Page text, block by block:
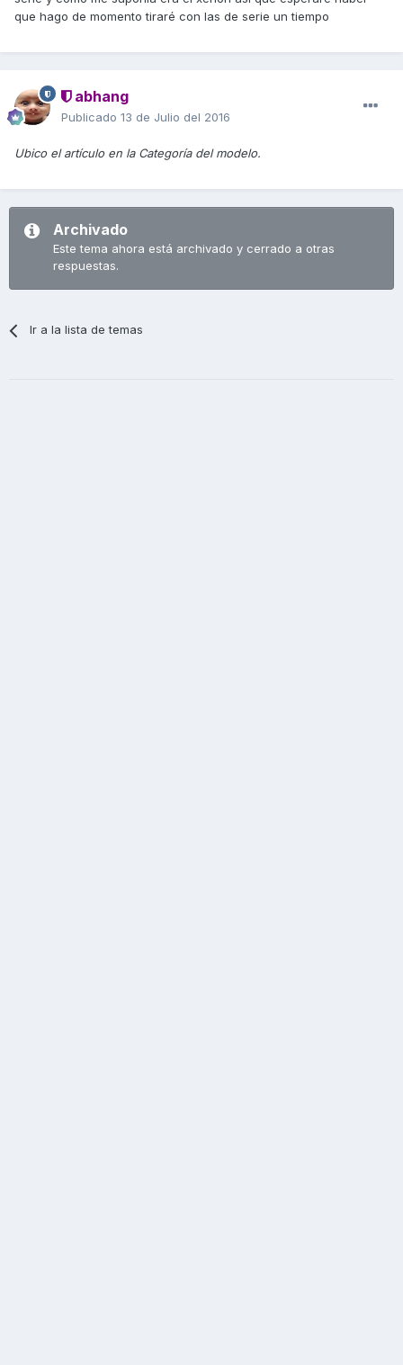
que hago de momento tiraré con las de serie un tiempo
abhang
Publicado 13 de Julio del 2016
Ubico el artículo en la Categoría del modelo.
Archivado
Este tema ahora está archivado y cerrado a otras
respuestas.
Ir a la lista de temas